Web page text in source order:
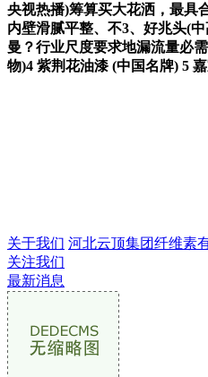
央视热播)筹算买大花洒，最具
内壁滑腻平整、不3、好兆头(
曼？行业尺度要求地漏流量必
物)4 紫荆花油漆 (中国名牌) 5
关于我们 河北云顶集团纤维素
关注我们
最新消息